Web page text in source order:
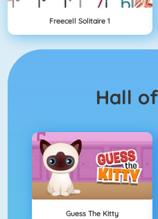
Freecell Solitaire 1
Hall of
Guess The Kitty